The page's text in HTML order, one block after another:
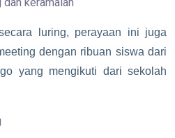
luring, perayaan ini juga
dengan ribuan siswa dari
yang mengikuti dari sekolah